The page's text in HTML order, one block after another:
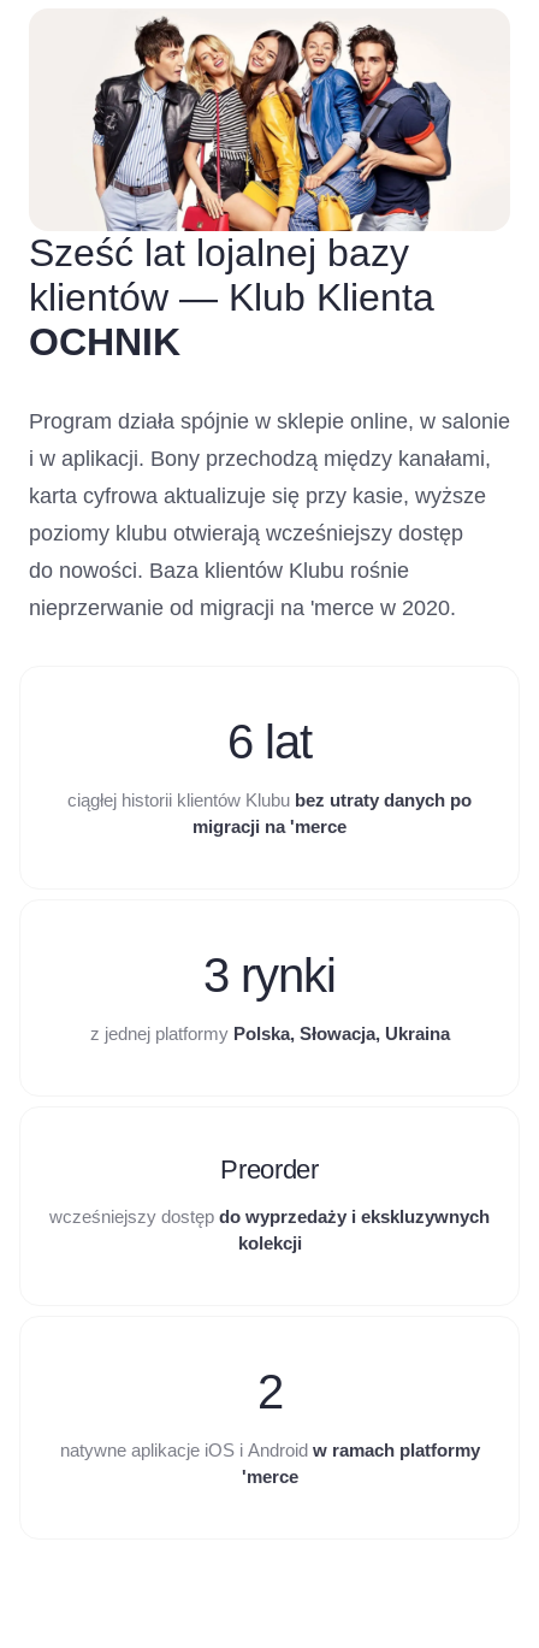
Sześć lat lojalnej bazy
klientów — Klub Klienta
OCHNIK
Program działa spójnie w sklepie online, w salonie
i w aplikacji. Bony przechodzą między kanałami,
karta cyfrowa aktualizuje się przy kasie, wyższe
poziomy klubu otwierają wcześniejszy dostęp
do nowości. Baza klientów Klubu rośnie
nieprzerwanie od migracji na 'merce w 2020.
6 lat
ciągłej historii klientów Klubu bez utraty danych po
migracji na 'merce
3 rynki
z jednej platformy Polska, Słowacja, Ukraina
Preorder
wcześniejszy dostęp do wyprzedaży i ekskluzywnych
kolekcji
2
natywne aplikacje iOS i Android w ramach platformy
'merce